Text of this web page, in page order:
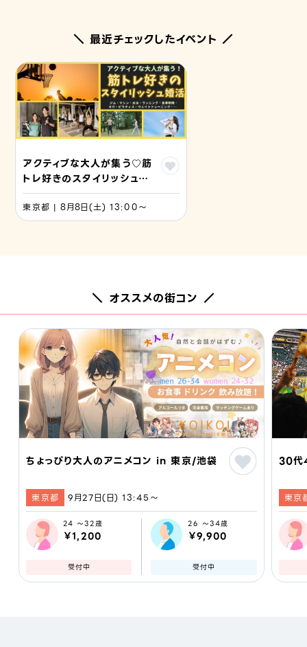
＼ 最近チェックしたイベント ／
アクティブな大人が集う♡筋
トレ好きのスタイリッシュ婚
活
東京都 | 8月8日(土) 13:00〜
＼ オススメの街コン ／
ちょっぴり大人のアニメコン in 東京/池袋
東京都 9月27日(日) 13:45〜
24 ～32歳
￥1,200
受付中
26 ～34歳
￥9,900
受付中
30代
東京